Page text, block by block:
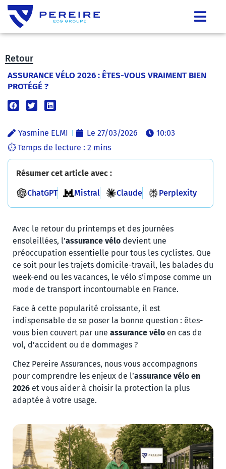
Retour
ASSURANCE VÉLO 2026 : ÊTES-VOUS VRAIMENT BIEN
PROTÉGÉ ?
Yasmine ELMI Le 27/03/2026 10:03
Résumer cet article avec :
ChatGPT Mistral Claude Perplexity
Avec le retour du printemps et des journées
ensoleillées, l’assurance vélo devient une
préoccupation essentielle pour tous les cyclistes. Que
ce soit pour les trajets domicile-travail, les balades du
week-end ou les vacances, le vélo s’impose comme un
mode de transport incontournable en France.
Face à cette popularité croissante, il est
indispensable de se poser la bonne question : êtes-
vous bien couvert par une assurance vélo en cas de
vol, d’accident ou de dommages ?
Chez Pereire Assurances, nous vous accompagnons
pour comprendre les enjeux de l’assurance vélo en
2026 et vous aider à choisir la protection la plus
adaptée à votre usage.